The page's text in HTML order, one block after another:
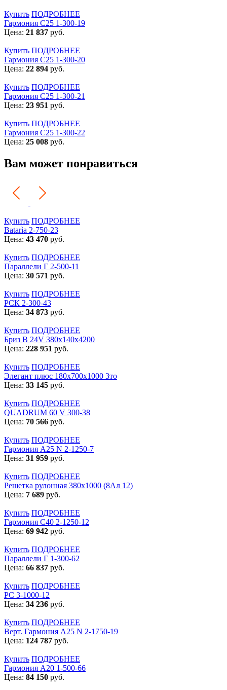
Купить ПОДРОБНЕЕ
Гармония С25 1-300-19
Цена: 21 837 руб.
Купить ПОДРОБНЕЕ
Гармония С25 1-300-20
Цена: 22 894 руб.
Купить ПОДРОБНЕЕ
Гармония С25 1-300-21
Цена: 23 951 руб.
Купить ПОДРОБНЕЕ
Гармония С25 1-300-22
Цена: 25 008 руб.
Вам может понравиться
Купить ПОДРОБНЕЕ
Batarìa 2-750-23
Цена: 43 470 руб.
Купить ПОДРОБНЕЕ
Параллели Г 2-500-11
Цена: 30 571 руб.
Купить ПОДРОБНЕЕ
РСК 2-300-43
Цена: 34 873 руб.
Купить ПОДРОБНЕЕ
Бриз В 24V 380x140x4200
Цена: 228 951 руб.
Купить ПОДРОБНЕЕ
Элегант плюс 180x700x1000 3то
Цена: 33 145 руб.
Купить ПОДРОБНЕЕ
QUADRUM 60 V 300-38
Цена: 70 566 руб.
Купить ПОДРОБНЕЕ
Гармония А25 N 2-1250-7
Цена: 31 959 руб.
Купить ПОДРОБНЕЕ
Решетка рулонная 380x1000 (8Ал 12)
Цена: 7 689 руб.
Купить ПОДРОБНЕЕ
Гармония С40 2-1250-12
Цена: 69 942 руб.
Купить ПОДРОБНЕЕ
Параллели Г 1-300-62
Цена: 66 837 руб.
Купить ПОДРОБНЕЕ
РС 3-1000-12
Цена: 34 236 руб.
Купить ПОДРОБНЕЕ
Верт. Гармония А25 N 2-1750-19
Цена: 124 787 руб.
Купить ПОДРОБНЕЕ
Гармония А20 1-500-66
Цена: 84 150 руб.